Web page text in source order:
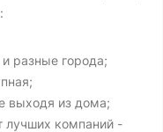
разные города;
выходя из дома;
лучших компаний -